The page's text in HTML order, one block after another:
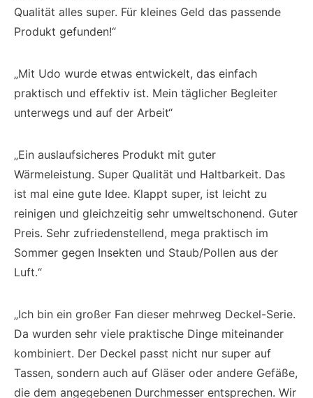
Qualität alles super. Für kleines Geld das passende
Produkt gefunden!“
„Mit Udo wurde etwas entwickelt, das einfach
praktisch und effektiv ist. Mein täglicher Begleiter
unterwegs und auf der Arbeit“
„Ein auslaufsicheres Produkt mit guter
Wärmeleistung. Super Qualität und Haltbarkeit. Das
ist mal eine gute Idee. Klappt super, ist leicht zu
reinigen und gleichzeitig sehr umweltschonend. Guter
Preis. Sehr zufriedenstellend, mega praktisch im
Sommer gegen Insekten und Staub/Pollen aus der
Luft.“
„Ich bin ein großer Fan dieser mehrweg Deckel-Serie.
Da wurden sehr viele praktische Dinge miteinander
kombiniert. Der Deckel passt nicht nur super auf
Tassen, sondern auch auf Gläser oder andere Gefäße,
die dem angegebenen Durchmesser entsprechen. Wir